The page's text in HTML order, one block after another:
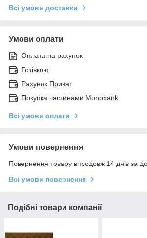
Всі умови доставки
Умови оплати
Оплата на рахунок
Готівкою
Рахунок Приват
Покупка частинами Monobank
Всі умови оплати
Умови повернення
Повернення товару впродовж 14 днів за
Всі умови повернення
Подібні товари компанії